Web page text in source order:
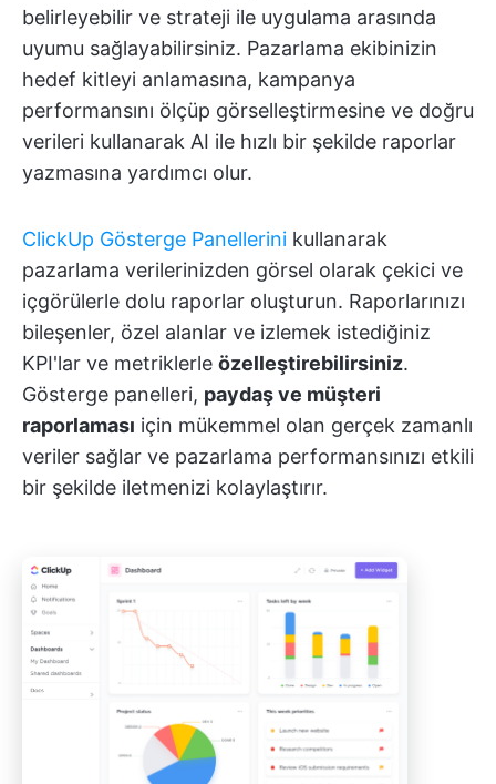
belirleyebilir ve strateji ile uygulama arasında
uyumu sağlayabilirsiniz. Pazarlama ekibinizin
hedef kitleyi anlamasına, kampanya
performansını ölçüp görselleştirmesine ve doğru
verileri kullanarak AI ile hızlı bir şekilde raporlar
yazmasına yardımcı olur.
ClickUp Gösterge Panellerini kullanarak
pazarlama verilerinizden görsel olarak çekici ve
içgörülerle dolu raporlar oluşturun. Raporlarınızı
bileşenler, özel alanlar ve izlemek istediğiniz
KPI'lar ve metriklerle özelleştirebilirsiniz.
Gösterge panelleri, paydaş ve müşteri
raporlaması için mükemmel olan gerçek zamanlı
veriler sağlar ve pazarlama performansınızı etkili
bir şekilde iletmenizi kolaylaştırır.